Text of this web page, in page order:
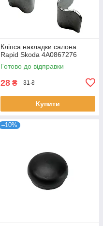
Кліпса накладки салона
Rapid Skoda 4A0867276
Готово до відправки
28 ₴ 31 ₴
Купити
–10%